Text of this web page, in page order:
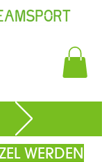
WERDEN